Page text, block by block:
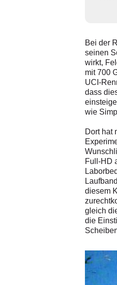
Bei der
seinen
wirkt,
mit 700
UCI-
dass
wie
Dort hat
Full-HD
diesem
gleich
die